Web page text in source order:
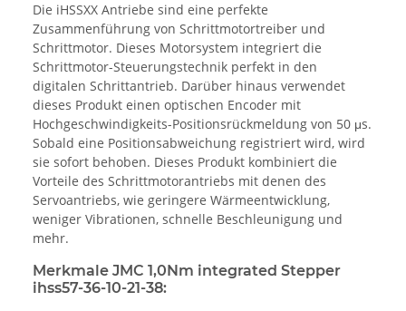
Die iHSSXX Antriebe sind eine perfekte
Zusammenführung von Schrittmotortreiber und
Schrittmotor. Dieses Motorsystem integriert die
Schrittmotor-Steuerungstechnik perfekt in den
digitalen Schrittantrieb. Darüber hinaus verwendet
dieses Produkt einen optischen Encoder mit
Hochgeschwindigkeits-Positionsrückmeldung von 50 μs.
Sobald eine Positionsabweichung registriert wird, wird
sie sofort behoben. Dieses Produkt kombiniert die
Vorteile des Schrittmotorantriebs mit denen des
Servoantriebs, wie geringere Wärmeentwicklung,
weniger Vibrationen, schnelle Beschleunigung und
mehr.
Merkmale JMC 1,0Nm integrated Stepper
ihss57-36-10-21-38: